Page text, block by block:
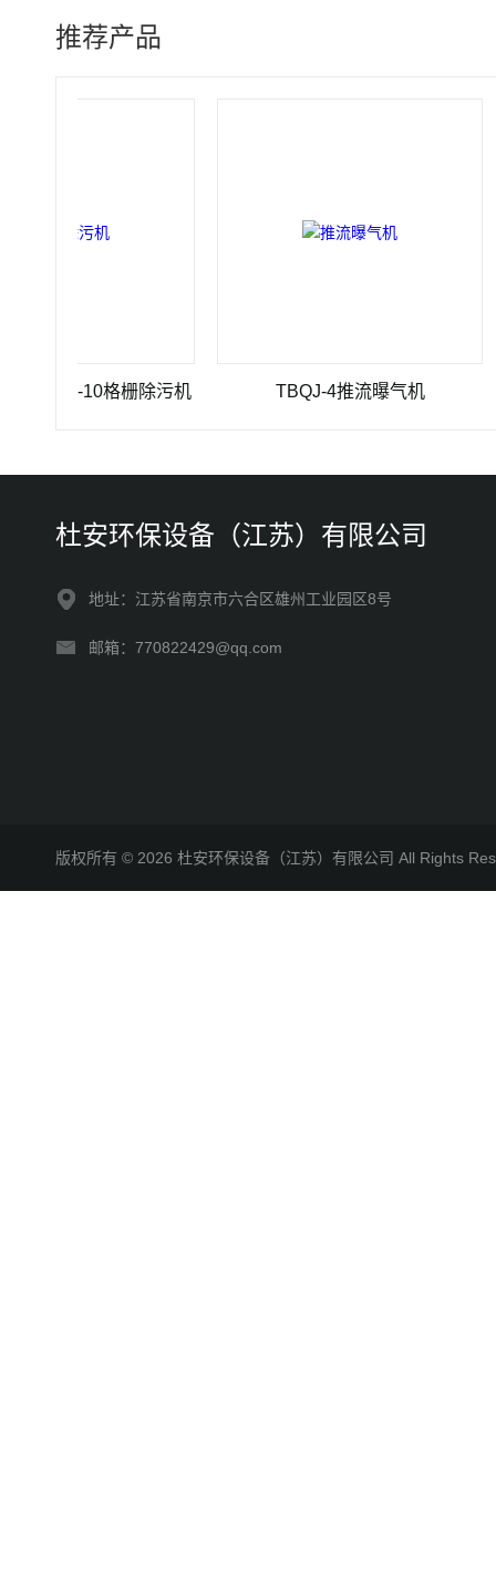
推荐产品
10格栅除污机 TBQJ-4推流曝气机
杜安环保设备（江苏）有限公司
地址：江苏省南京市六合区雄州工业园区8号
邮箱：770822429@qq.com
版权所有 © 2026 杜安环保设备（江苏）有限公司 All Rights